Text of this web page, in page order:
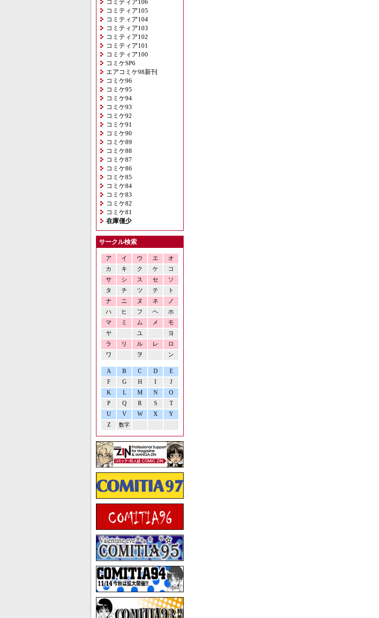
コミティア106
コミティア105
コミティア104
コミティア103
コミティア102
コミティア101
コミティア100
コミケSP6
エアコミケ98新刊
コミケ96
コミケ95
コミケ94
コミケ93
コミケ92
コミケ91
コミケ90
コミケ89
コミケ88
コミケ87
コミケ86
コミケ85
コミケ84
コミケ83
コミケ82
コミケ81
在庫僅少
サークル検索
ア イ ウ エ
オ
カ
キ ク ケ
コ
サ
シ ス セ
ソ
タ
チ ツ テ
ト
ナ
ニ ヌ ネ
ノ
ハ
ヒ フ ヘ
ホ
マ
ミ ム メ
モ
ヤ
ユ
ヨ
ラ
リ ル レ
ロ
ワ
ヲ ン
A B C D
E
F
G H I
J
K
L M N
O
P
Q R S
T
U
V W X
Y
Z
数字